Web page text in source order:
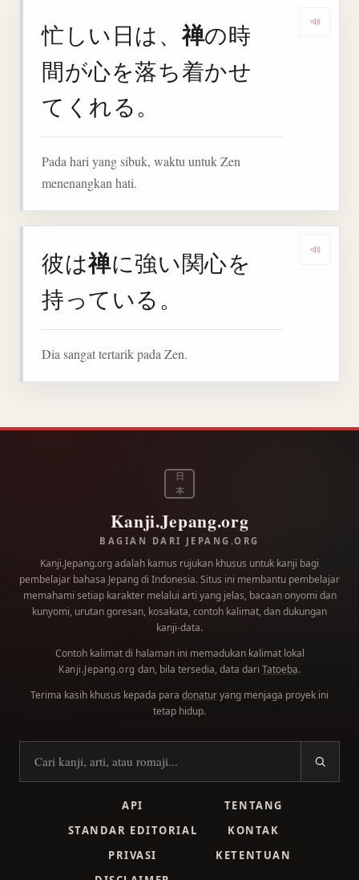
忙しい日は、禅の時
間が心を落ち着かせ
てくれる。
Pada hari yang sibuk, waktu untuk Zen
menenangkan hati.
彼は禅に強い関心を
持っている。
Dia sangat tertarik pada Zen.
日
本
Kanji.Jepang.org
BAGIAN DARI JEPANG.ORG
Kanji.Jepang.org adalah kamus rujukan khusus untuk kanji bagi
pembelajar bahasa Jepang di Indonesia. Situs ini membantu pembelajar
memahami setiap karakter melalui arti yang jelas, bacaan onyomi dan
kunyomi, urutan goresan, kosakata, contoh kalimat, dan dukungan
kanji-data.
Contoh kalimat di halaman ini memadukan kalimat lokal
Kanji.Jepang.org dan, bila tersedia, data dari Tatoeba.
Terima kasih khusus kepada para donaturyang menjaga proyek ini
tetap hidup.
Cari kanji
API
TENTANG
STANDAR EDITORIAL
KONTAK
PRIVASI
KETENTUAN